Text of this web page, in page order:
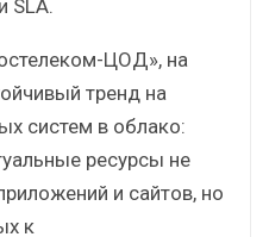
SLA.
ЦОД», на
тренд на
систем в облако:
ресурсы не
и сайтов, но
к